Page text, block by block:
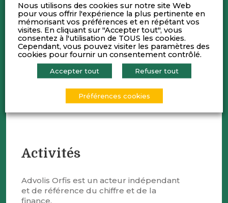
Xavier BARADAT
Associé
xbaradat@advolis-orfis.com
Rémi DEMEURE
Associé
Activités
Advolis Orfis est un acteur indépendant
et de référence du chiffre et de la
finance.
Nous utilisons des cookies sur notre site Web
pour vous offrir l'expérience la plus pertinente en
mémorisant vos préférences et en répétant vos
visites. En cliquant sur "Accepter tout", vous
consentez à l'utilisation de TOUS les cookies.
Cependant, vous pouvez visiter les paramètres des
cookies pour fournir un consentement contrôlé.
Accepter tout Refuser tout
Préférences cookies